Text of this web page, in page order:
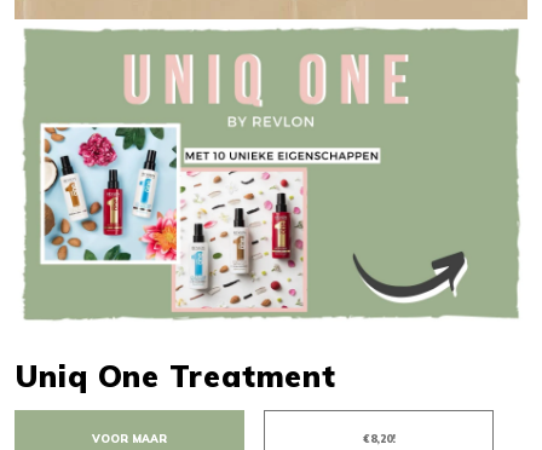
Uniq One Treatment
VOOR MAAR €8,20!